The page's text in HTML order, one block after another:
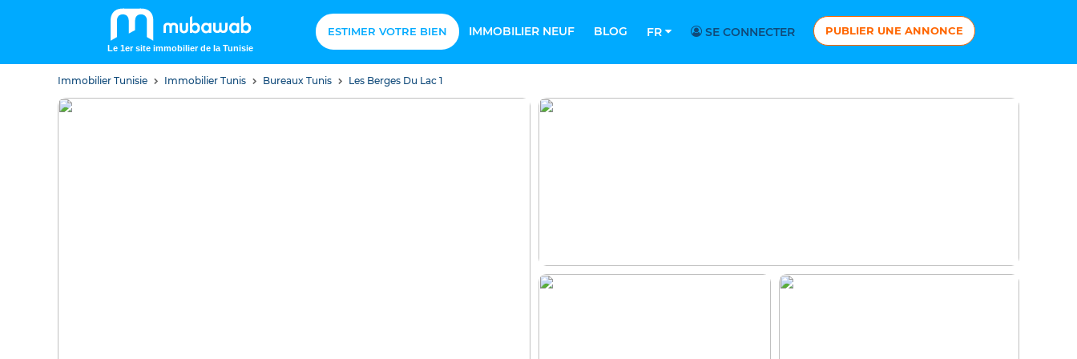
Le 1er site immobilier de la Tunisie
ESTIMER VOTRE BIEN IMMOBILIER NEUF BLOG FR SE CONNECTER PUBLIER UNE ANNONCE
Immobilier Tunisie Immobilier Tunis Bureaux Tunis Les Berges Du Lac 1